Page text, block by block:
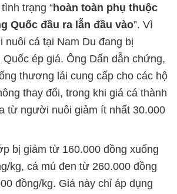
trạng “hoàn toàn phụ thuộc
Quốc đầu ra lẫn đầu vào”. Vì
nuôi cá tại Nam Du đang bị
ép giá. Ông Dấn dẫn chứng,
thương lái cung cấp cho các hộ
thay đổi, trong khi giá cá thành
từ người nuôi giảm ít nhất 30.000
bị giảm từ 160.000 đồng xuống
kg, cá mú đen từ 260.000 đồng
đồng/kg. Giá này chỉ áp dụng